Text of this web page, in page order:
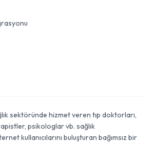
sektöründe hizmet veren tıp doktorları,
psikologlar vb. sağlık
kullanıcılarını buluşturan bağımsız bir